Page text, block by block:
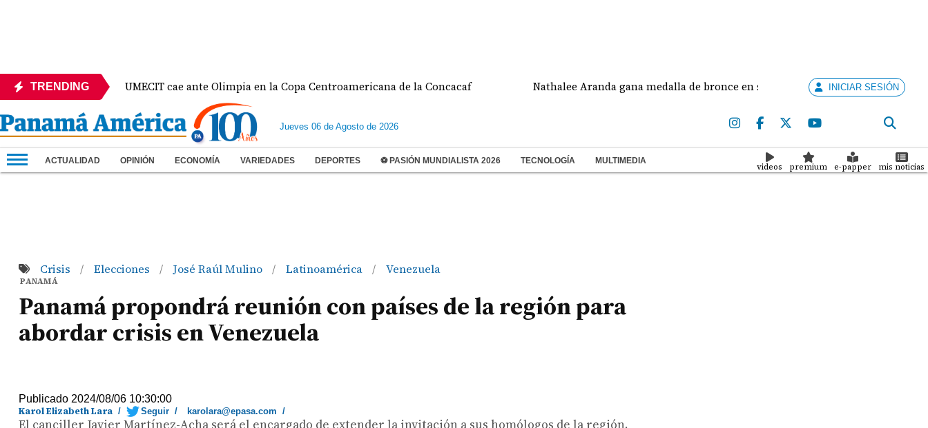
TRENDINGUMECIT cae ante Olimpia en la Copa Centroamericana de la Concacaf Nathalee Aranda gana medalla de bronce en salto largo femenino José
INICIAR SESIÓN
Jueves 06 de Agosto de 2026
ACTUALIDAD OPINIÓN ECONOMÍA VARIEDADES DEPORTES ⚽ PASIÓN MUNDIALISTA 2026 TECNOLOGÍA MULTIMEDIA
videos premium e-papper mis noticias
Crisis / Elecciones / José Raúl Mulino / Latinoamérica / Venezuela
PANAMÁ
Panamá propondrá reunión con países de la región para
abordar crisis en Venezuela
Publicado 2024/08/06 10:30:00
Karol Elizabeth Lara / Seguir / karolara@epasa.com /
El canciller Javier Martínez-Acha será el encargado de extender la invitación a sus homólogos de la región.